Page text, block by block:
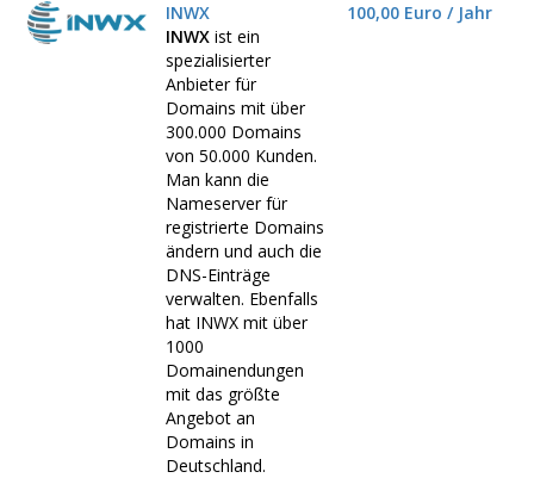
INWX
INWX ist ein
spezialisierter
Anbieter für
Domains mit über
300.000 Domains
von 50.000 Kunden.
Man kann die
Nameserver für
registrierte Domains
ändern und auch die
DNS-Einträge
verwalten. Ebenfalls
hat INWX mit über
1000
Domainendungen
mit das größte
Angebot an
Domains in
Deutschland.
100,00 Euro / Jahr